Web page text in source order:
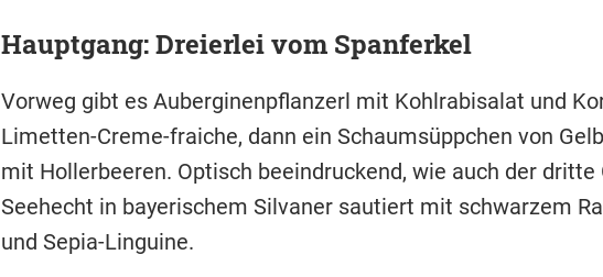
Hauptgang: Dreierlei vom Spanferkel
Vorweg gibt es Auberginenpflanzerl mit Kohlrabisalat und
Limetten-Creme-fraiche, dann ein Schaumsüppchen von
mit Hollerbeeren. Optisch beeindruckend, wie auch der dritte
Seehecht in bayerischem Silvaner sautiert mit schwarzem
und Sepia-Linguine.